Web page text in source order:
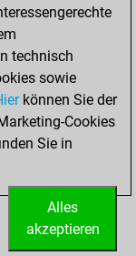
0
1
technisch
sowie
können Sie der
Cookies
Sie in
Alles
akzeptieren